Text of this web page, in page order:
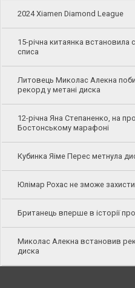
2024 Xiamen Diamond League
15-річна китаянка встановила
списа
Литовець Миколас Алекна
рекорд у метані диска
12-річна Яна Степаненко, на
Бостонському марафоні
Кубинка Яіме Перес метнула
Юлімар Рохас не зможе
Британець вперше в історії
Миколас Алекна встановив
диска